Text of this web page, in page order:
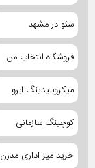
سئو در مشهد
فروشگاه انتخاب من
میکروبلیدینگ ابرو
کوچینگ سازمانی
خرید میز اداری مدرن